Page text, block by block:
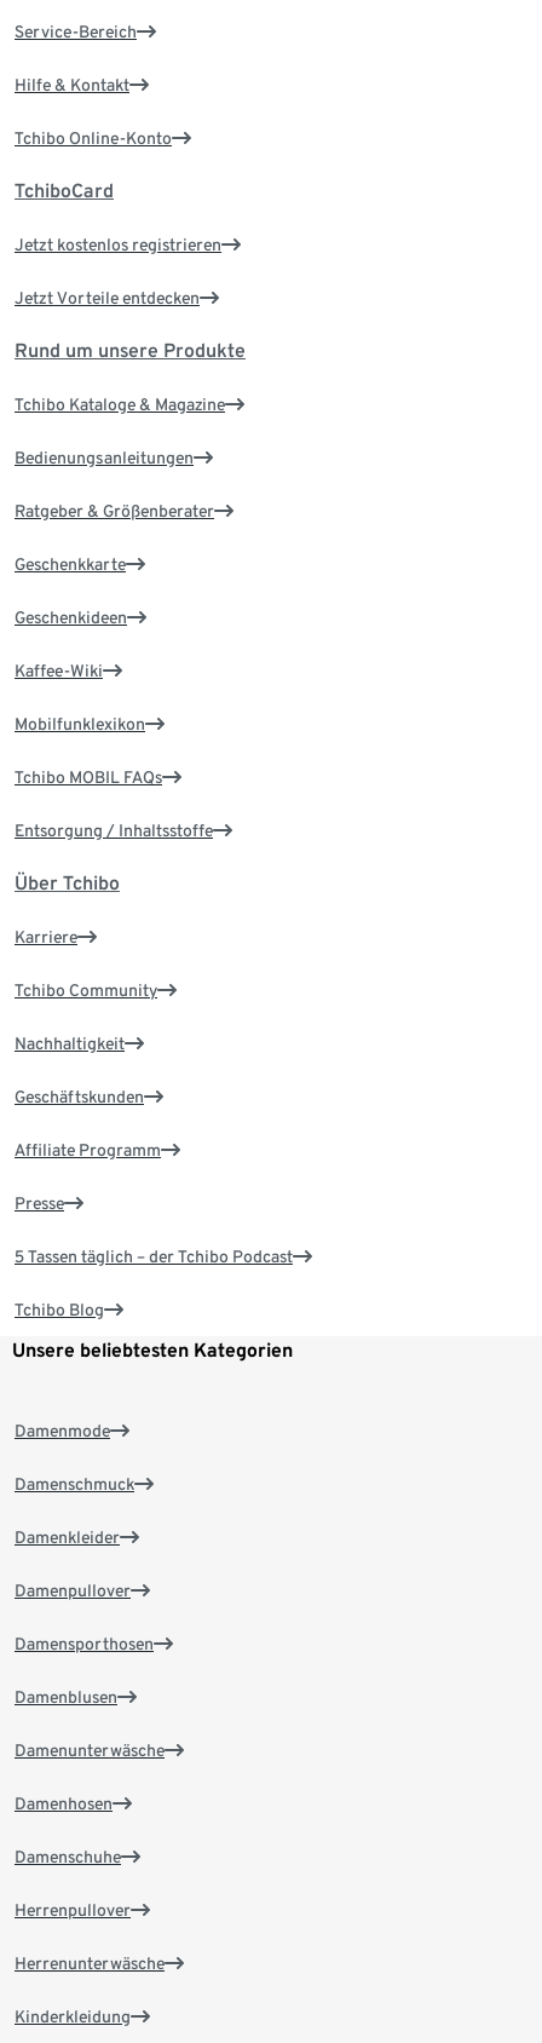
Service-Bereich
Hilfe & Kontakt
Tchibo Online-Konto
TchiboCard
Jetzt kostenlos registrieren
Jetzt Vorteile entdecken
Rund um unsere Produkte
Tchibo Kataloge & Magazine
Bedienungsanleitungen
Ratgeber & Größenberater
Geschenkkarte
Geschenkideen
Kaffee-Wiki
Mobilfunklexikon
Tchibo MOBIL FAQs
Entsorgung / Inhaltsstoffe
Über Tchibo
Karriere
Tchibo Community
Nachhaltigkeit
Geschäftskunden
Affiliate Programm
Presse
5 Tassen täglich – der Tchibo Podcast
Tchibo Blog
Unsere beliebtesten Kategorien
Damenmode
Damenschmuck
Damenkleider
Damenpullover
Damensporthosen
Damenblusen
Damenunterwäsche
Damenhosen
Damenschuhe
Herrenpullover
Herrenunterwäsche
Kinderkleidung